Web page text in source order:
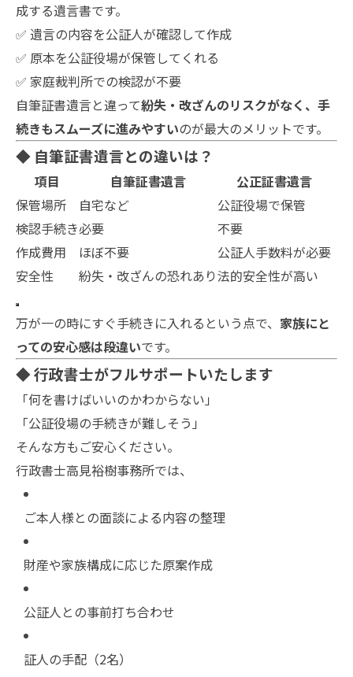
成する遺言書です。
✅ 遺言の内容を公証人が確認して作成
✅ 原本を公証役場が保管してくれる
✅ 家庭裁判所での検認が不要
自筆証書遺言と違って紛失・改ざんのリスクがなく、手
続きもスムーズに進みやすいのが最大のメリットです。
◆ 自筆証書遺言との違いは？
項目 自筆証書遺言
公正証書遺言
保管場所
自宅など
公証役場で保管
検認手続き必要
不要
作成費用
ほぼ不要
公証人手数料が必要
安全性
紛失・改ざんの恐れあり法的安全性が高い
万が一の時にすぐ手続きに入れるという点で、 家族にと
っての安心感は段違いです。
◆ 行政書士がフルサポートいたします
「何を書けばいいのかわからない」
「公証役場の手続きが難しそう」
そんな方もご安心ください。
行政書士高見裕樹事務所では、
ご本人様との面談による内容の整理
財産や家族構成に応じた原案作成
公証人との事前打ち合わせ
証人の手配（2名）